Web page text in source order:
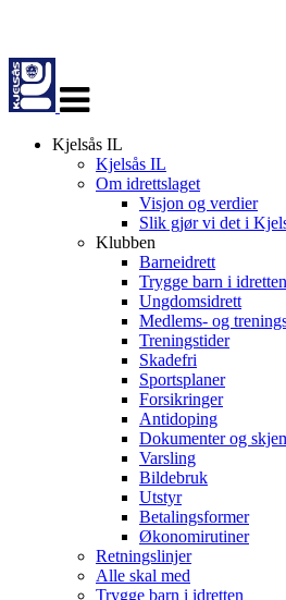
navigasjon
Kjelsås IL
Kjelsås IL
Om idrettslaget
Visjon og verdier
Slik gjør vi det i
Klubben
Barneidrett
Trygge barn i idretten
Ungdomsidrett
Medlems- og
Treningstider
Skadefri
Sportsplaner
Forsikringer
Antidoping
Dokumenter og
Varsling
Bildebruk
Utstyr
Betalingsformer
Økonomirutiner
Retningslinjer
Alle skal med
Trygge barn i idretten